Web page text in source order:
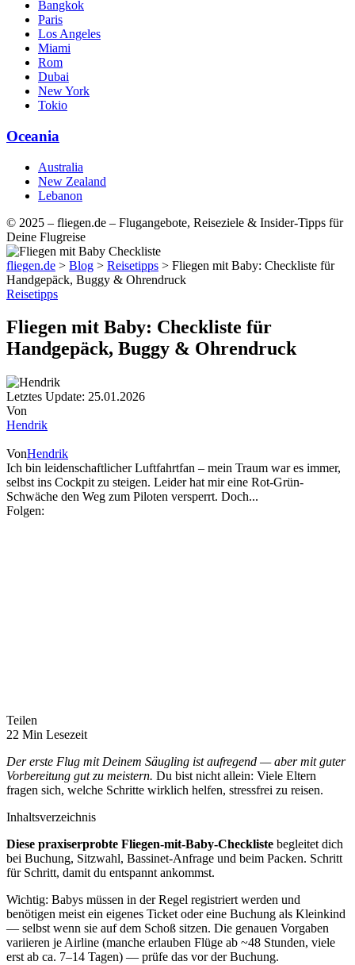
Bangkok
Paris
Los Angeles
Miami
Rom
Dubai
New York
Tokio
Oceania
Australia
New Zealand
Lebanon
© 2025 – fliegen.de – Flugangebote, Reiseziele & Insider-Tipps für
Deine Flugreise
fliegen.de > Blog > Reisetipps > Fliegen mit Baby: Checkliste für
Handgepäck, Buggy & Ohrendruck
Reisetipps
Fliegen mit Baby: Checkliste für
Handgepäck, Buggy & Ohrendruck
Letztes Update: 25.01.2026
Von
Hendrik
VonHendrik
Ich bin leidenschaftlicher Luftfahrtfan – mein Traum war es immer,
selbst ins Cockpit zu steigen. Leider hat mir eine Rot-Grün-
Schwäche den Weg zum Piloten versperrt. Doch...
Folgen:
Teilen
22 Min Lesezeit
Der erste Flug mit Deinem Säugling ist aufregend — aber mit guter
Vorbereitung gut zu meistern. Du bist nicht allein: Viele Eltern
fragen sich, welche Schritte wirklich helfen, stressfrei zu reisen.
Inhaltsverzeichnis
Diese praxiserprobte Fliegen‑mit‑Baby‑Checkliste begleitet dich
bei Buchung, Sitzwahl, Bassinet‑Anfrage und beim Packen. Schritt
für Schritt, damit du entspannt ankommst.
Wichtig: Babys müssen in der Regel registriert werden und
benötigen meist ein eigenes Ticket oder eine Buchung als Kleinkind
— selbst wenn sie auf dem Schoß sitzen. Die genauen Vorgaben
variieren je Airline (manche erlauben Flüge ab ~48 Stunden, viele
erst ab ca. 7–14 Tagen) — prüfe das vor der Buchung.